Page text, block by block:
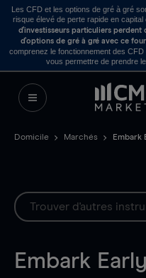
Les CFD et les options de gré à gré
risque élevé de perte rapide en capital
d’investisseurs particuliers
d’options de gré à gré avec ce
comprenez le fonctionnement des
vous permettre de prendre
Domicile Marchés Embark
Embark